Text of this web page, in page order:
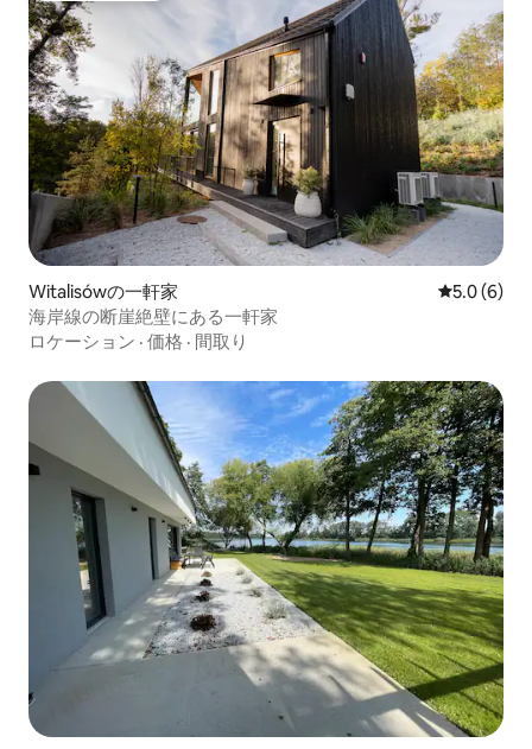
Witalisówの一軒家 レビュー6
5.0 (6)
海岸線の断崖絶壁にある一軒家
ロケーション · 価格 · 間取り